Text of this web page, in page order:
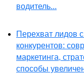
водитель...
Перехват лидов
конкурентов:
маркетинга,
способы